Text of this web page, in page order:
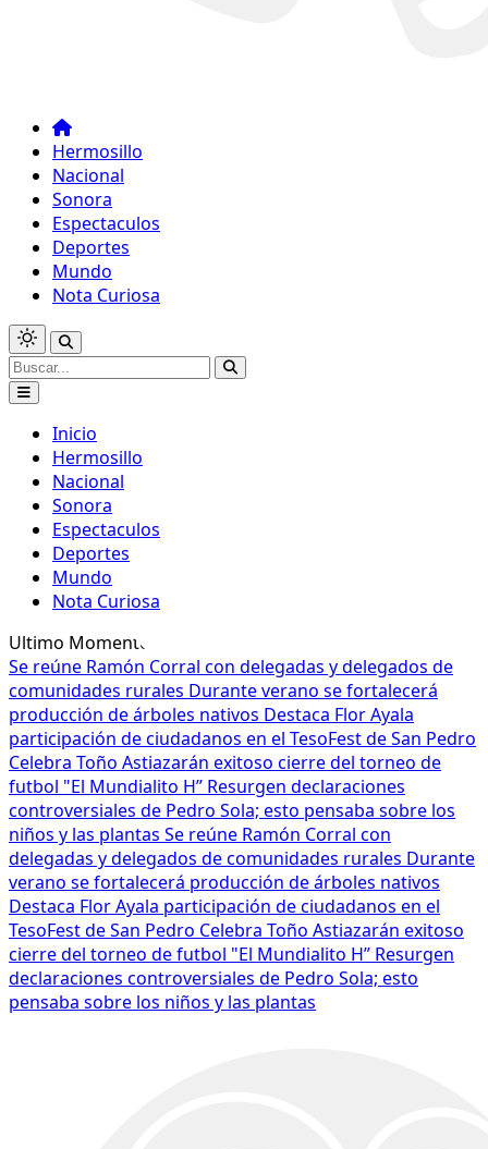
Hermosillo
Nacional
Sonora
Espectaculos
Deportes
Mundo
Nota Curiosa
Inicio
Hermosillo
Nacional
Sonora
Espectaculos
Deportes
Mundo
Nota Curiosa
Ultimo Momento
Se reúne Ramón Corral con delegadas y delegados de
comunidades rurales Durante verano se fortalecerá
producción de árboles nativos Destaca Flor Ayala
participación de ciudadanos en el TesoFest de San Pedro
Celebra Toño Astiazarán exitoso cierre del torneo de
futbol "El Mundialito H” Resurgen declaraciones
controversiales de Pedro Sola; esto pensaba sobre los
niños y las plantas Se reúne Ramón Corral con
delegadas y delegados de comunidades rurales Durante
verano se fortalecerá producción de árboles nativos
Destaca Flor Ayala participación de ciudadanos en el
TesoFest de San Pedro Celebra Toño Astiazarán exitoso
cierre del torneo de futbol "El Mundialito H” Resurgen
declaraciones controversiales de Pedro Sola; esto
pensaba sobre los niños y las plantas